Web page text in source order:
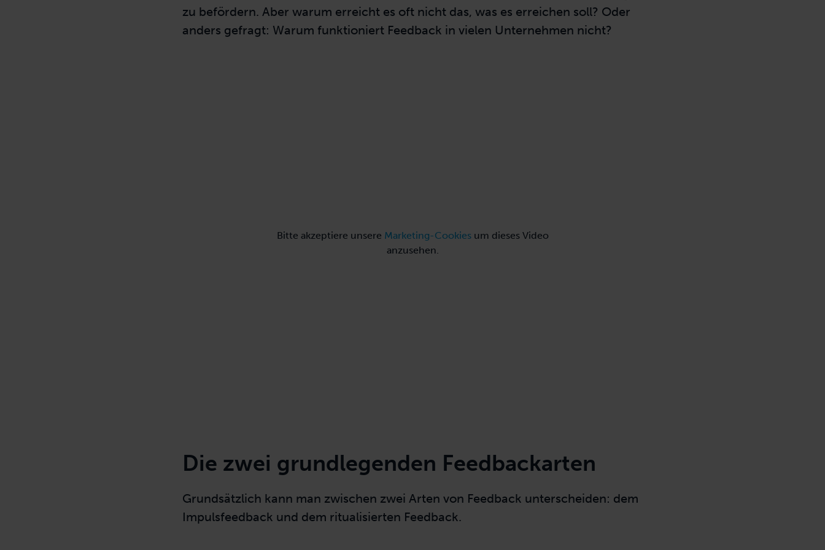
zu befördern. Aber warum erreicht es oft nicht das, was es erreichen soll? Oder
anders gefragt: Warum funktioniert Feedback in vielen Unternehmen nicht?
Bitte akzeptiere unsere Marketing-Cookiesum dieses Video
anzusehen.
Die zwei grundlegenden Feedbackarten
Grundsätzlich kann man zwischen zwei Arten von Feedback unterscheiden: dem
Impulsfeedback und dem ritualisierten Feedback.